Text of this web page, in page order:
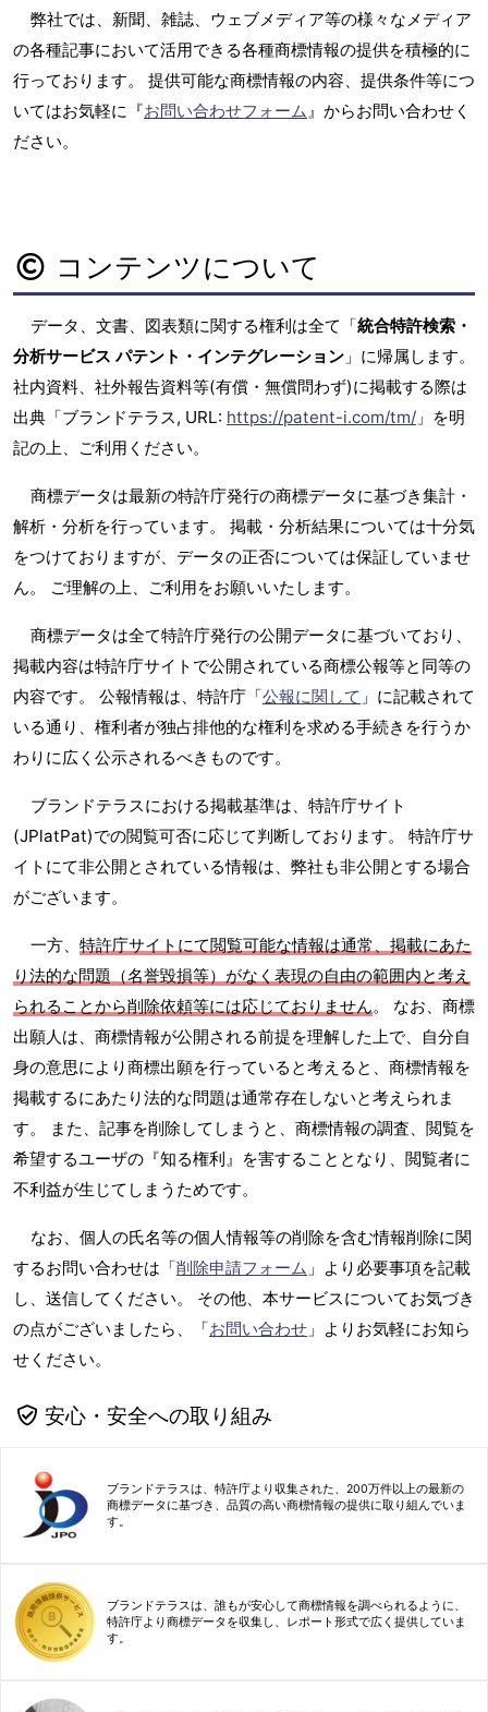
弊社では、新聞、雑誌、ウェブメディア等の様々なメディア
の各種記事において活用できる各種商標情報の提供を積極的に
行っております。 提供可能な商標情報の内容、提供条件等につ
いてはお気軽に『お問い合わせフォーム 』からお問い合わせく
ださい。
コンテンツについて
データ、文書、図表類に関する権利は全て「統合特許検索・
分析サービス パテント・インテグレーション 」に帰属します。
社内資料、社外報告資料等(有償・無償問わず)に掲載する際は
出典「ブランドテラス, URL: https://patent-i.com/tm/ 」を明
記の上、ご利用ください。
商標データは最新の特許庁発行の商標データに基づき集計・
解析・分析を行っています。 掲載・分析結果については十分気
をつけておりますが、データの正否については保証していませ
ん。 ご理解の上、ご利用をお願いいたします。
商標データは全て特許庁発行の公開データに基づいており、
掲載内容は特許庁サイトで公開されている商標公報等と同等の
内容です。 公報情報は、特許庁「公報に関して 」に記載されて
いる通り、権利者が独占排他的な権利を求める手続きを行うか
わりに広く公示されるべきものです。
ブランドテラスにおける掲載基準は、特許庁サイト
(JPlatPat)での閲覧可否に応じて判断しております。 特許庁サ
イトにて非公開とされている情報は、弊社も非公開とする場合
がございます。
一方、 特許庁サイトにて閲覧可能な情報は通常、掲載にあた
り法的な問題（名誉毀損等）がなく表現の自由の範囲内と考え
られることから削除依頼等には応じておりません。 なお、商標
出願人は、商標情報が公開される前提を理解した上で、自分自
身の意思により商標出願を行っていると考えると、商標情報を
掲載するにあたり法的な問題は通常存在しないと考えられま
す。 また、記事を削除してしまうと、商標情報の調査、閲覧を
希望するユーザの『知る権利』を害することとなり、閲覧者に
不利益が生じてしまうためです。
なお、個人の氏名等の個人情報等の削除を含む情報削除に関
するお問い合わせは「削除申請フォーム 」より必要事項を記載
し、送信してください。 その他、本サービスについてお気づき
の点がございましたら、「お問い合わせ 」よりお気軽にお知ら
せください。
安心・安全への取り組み
ブランドテラスは、特許庁より収集された、200万件以上の最新の
商標データに基づき、品質の高い商標情報の提供に取り組んでいま
す。
ブランドテラスは、誰もが安心して商標情報を調べられるように、
特許庁より商標データを収集し、レポート形式で広く提供していま
す。